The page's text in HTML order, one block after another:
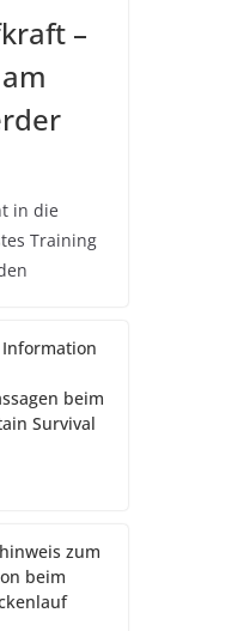
–
in die
Training
beim
Survival
zum
beim